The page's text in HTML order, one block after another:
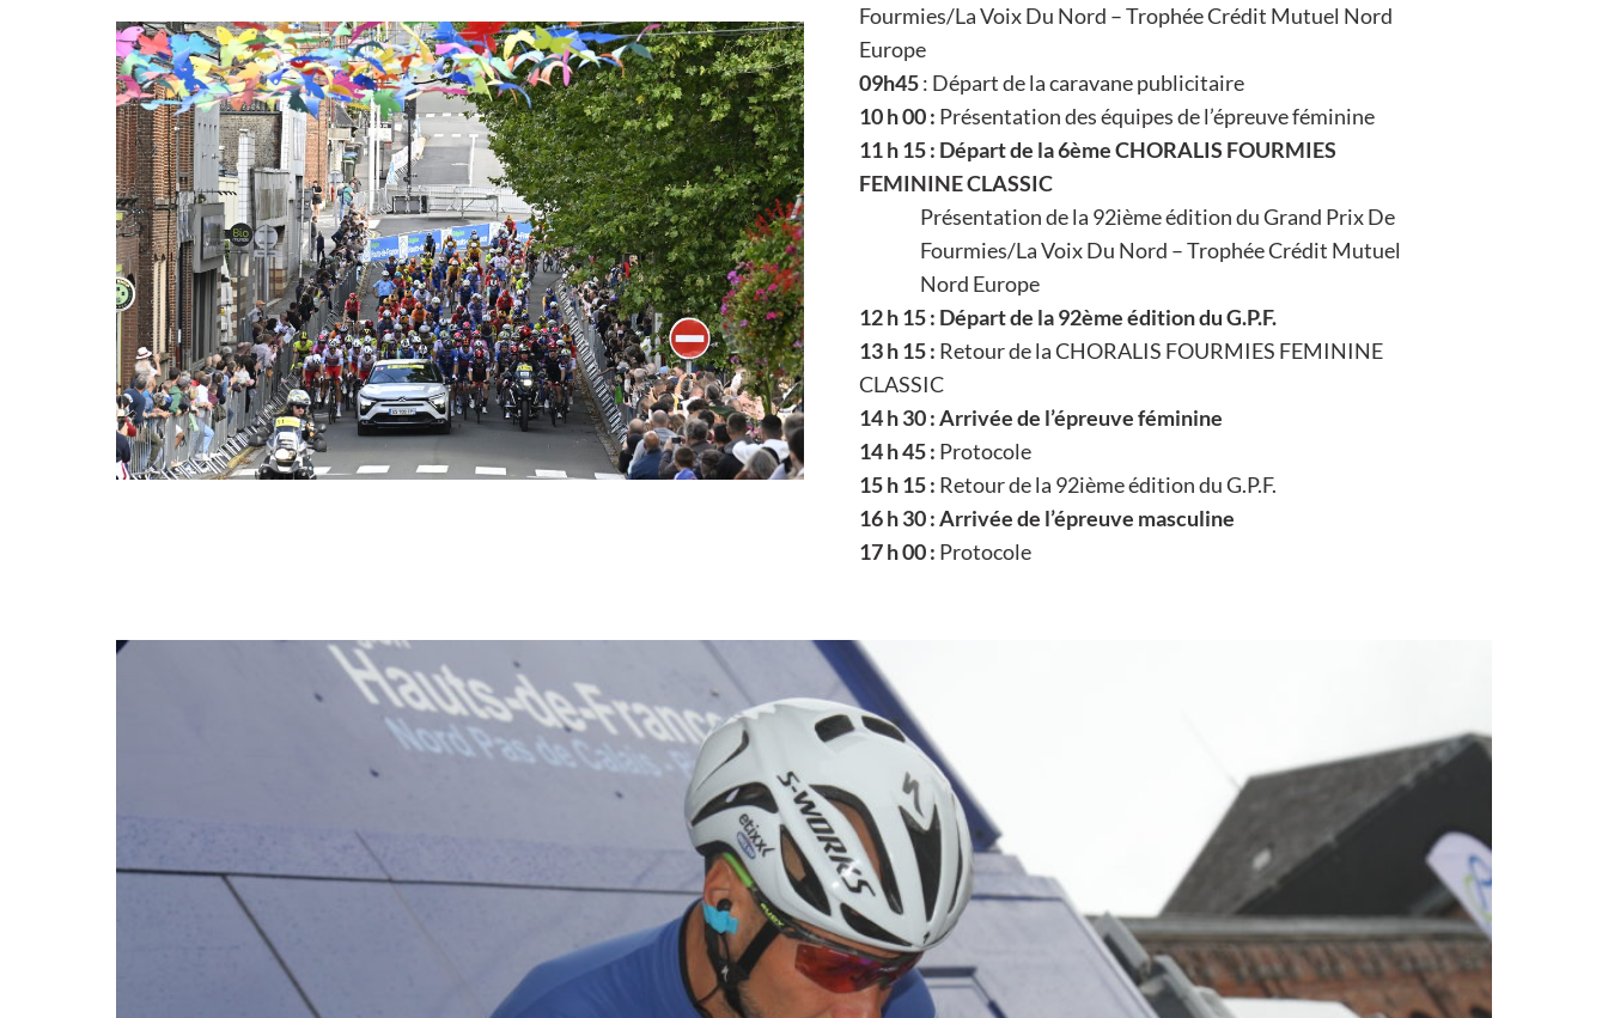
Fourmies/La Voix Du Nord – Trophée Crédit Mutuel Nord
Europe
09h45: Départ de la caravane publicitaire
10 h 00 : Présentation des équipes de l’épreuve féminine
11 h 15 : Départ de la 6ème CHORALIS FOURMIES
FEMININE CLASSIC
Présentation de la 92ième édition du Grand Prix De
Fourmies/La Voix Du Nord – Trophée Crédit Mutuel
Nord Europe
12 h 15 : Départ de la 92ème édition du G.P.F.
13 h 15 : Retour de la CHORALIS FOURMIES FEMININE
CLASSIC
14 h 30 :Arrivée de l’épreuve féminine
14 h 45 : Protocole
15 h 15 : Retour de la 92ième édition du G.P.F.
16 h 30 : Arrivée de l’épreuve masculine
17 h 00 : Protocole